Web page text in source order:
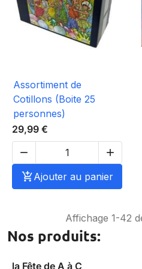
Nos produits:
la Fête de A à C
Assortiment de
Cotillons (Boite 25
personnes)
29,99 €


Ajouter au panier
Affichage 1-42